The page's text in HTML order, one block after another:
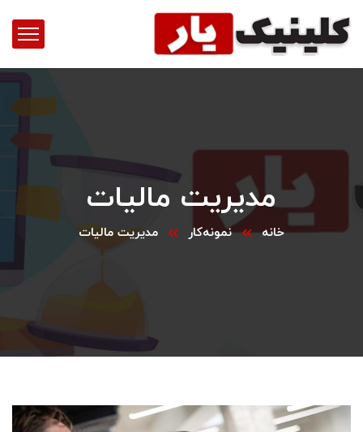
مدیریت مالیات
خانه نمونه‌کار مدیریت مالیات